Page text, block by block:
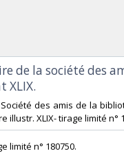
de la société des
XLIX.
des amis de la
illustr. XLIX- tirage limité n°
limité n° 180750.‎